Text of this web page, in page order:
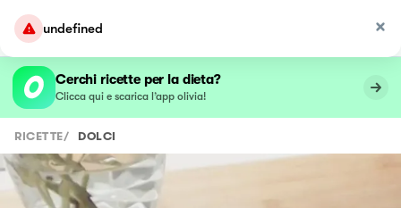
undefined
Cerchi ricette per la dieta?
Clicca qui e scarica l’app olivia!
RICETTE/ DOLCI